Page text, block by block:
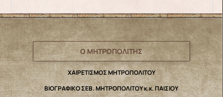
Ο ΜΗΤΡΟΠΟΛΙΤΗΣ
ΧΑΙΡΕΤΙΣΜΟΣ ΜΗΤΡΟΠΟΛΙΤΟΥ
ΒΙΟΓΡΑΦΙΚΟ ΣΕΒ. ΜΗΤΡΟΠΟΛΙΤΟΥ κ.κ. ΠΑΙΣΙΟΥ